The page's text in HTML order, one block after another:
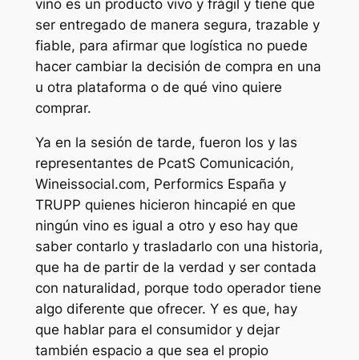
vino es un producto vivo y frágil y tiene que
ser entregado de manera segura, trazable y
fiable, para afirmar que logística no puede
hacer cambiar la decisión de compra en una
u otra plataforma o de qué vino quiere
comprar.
Ya en la sesión de tarde, fueron los y las
representantes de PcatS Comunicación,
Wineissocial.com, Performics España y
TRUPP quienes hicieron hincapié en que
ningún vino es igual a otro y eso hay que
saber contarlo y trasladarlo con una historia,
que ha de partir de la verdad y ser contada
con naturalidad, porque todo operador tiene
algo diferente que ofrecer. Y es que, hay
que hablar para el consumidor y dejar
también espacio a que sea el propio